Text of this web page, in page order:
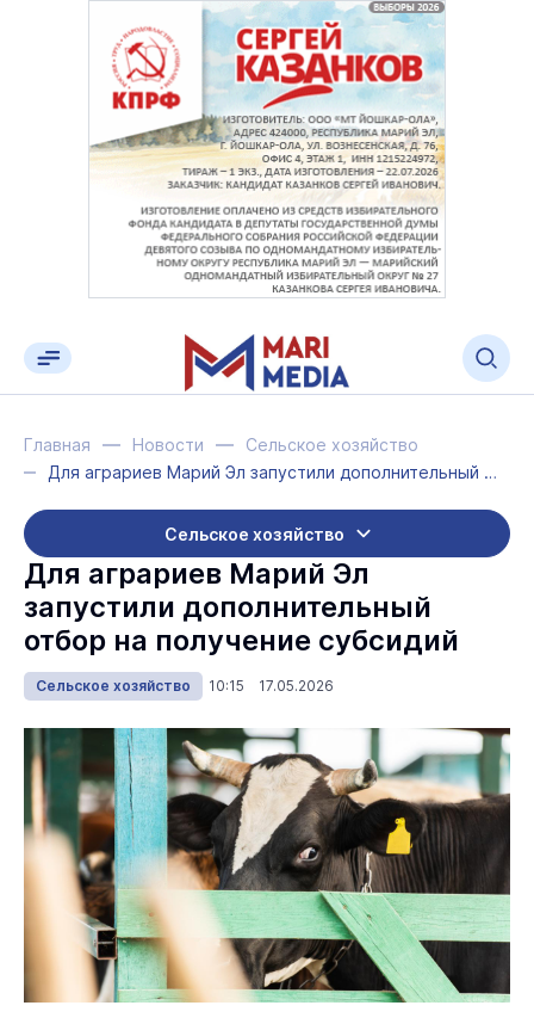
Главная Новости
Сельское хозяйство
Для аграриев Марий Эл запустили дополнительный отбор на получение субсидий
Сельское хозяйство
Для аграриев Марий Эл
запустили дополнительный
отбор на получение субсидий
Сельское хозяйство 10:15 17.05.2026